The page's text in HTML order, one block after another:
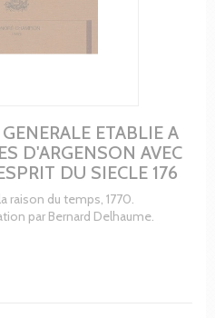
ETABLIE A
D'ARGENSON AVEC
DU SIECLE 176
raison du temps, 1770.
par Bernard Delhaume.